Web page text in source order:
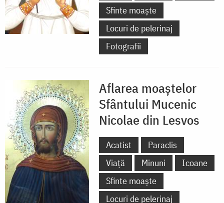
Sfinte moaște
Locuri de pelerinaj
Fotografii
Aflarea moaștelor
Sfântului Mucenic
Nicolae din Lesvos
Acatist
Paraclis
Viață
Minuni
Icoane
Sfinte moaște
Locuri de pelerinaj